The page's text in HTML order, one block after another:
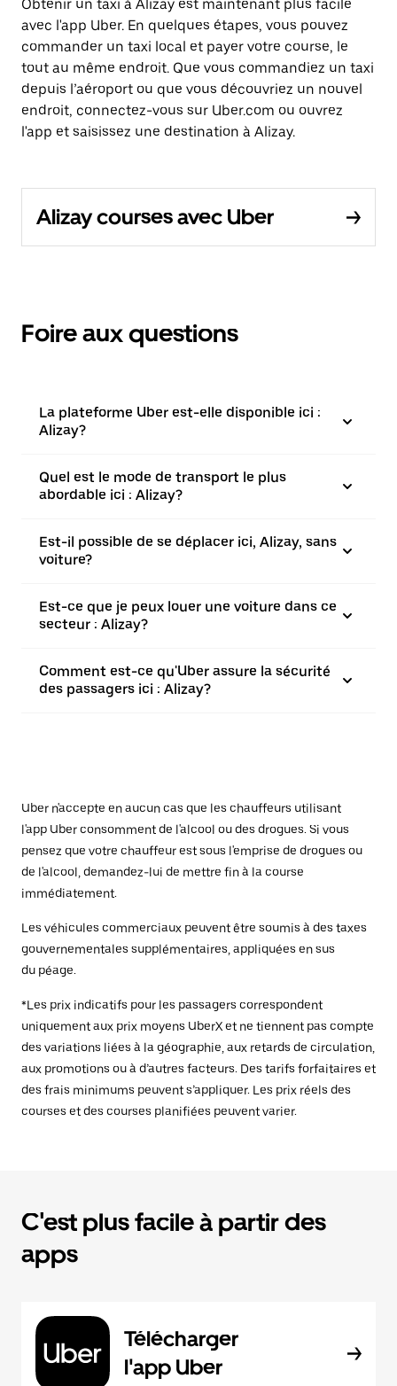
Obtenir un taxi à Alizay est maintenant plus facile
avec l'app Uber. En quelques étapes, vous pouvez
commander un taxi local et payer votre course, le
tout au même endroit. Que vous commandiez un taxi
depuis l’aéroport ou que vous découvriez un nouvel
endroit, connectez-vous sur Uber.com ou ouvrez
l'app et saisissez une destination à Alizay.
Alizay courses avec Uber
Foire aux questions
La plateforme Uber est-elle disponible ici :
Alizay?
Quel est le mode de transport le plus
abordable ici : Alizay?
Est-il possible de se déplacer ici, Alizay, sans
voiture?
Est-ce que je peux louer une voiture dans ce
secteur : Alizay?
Comment est-ce qu'Uber assure la sécurité
des passagers ici : Alizay?
Uber n'accepte en aucun cas que les chauffeurs utilisant
l'app Uber consomment de l'alcool ou des drogues. Si vous
pensez que votre chauffeur est sous l'emprise de drogues ou
de l'alcool, demandez-lui de mettre fin à la course
immédiatement.
Les véhicules commerciaux peuvent être soumis à des taxes
gouvernementales supplémentaires, appliquées en sus
du péage.
*Les prix indicatifs pour les passagers correspondent
uniquement aux prix moyens UberX et ne tiennent pas compte
des variations liées à la géographie, aux retards de circulation,
aux promotions ou à d’autres facteurs. Des tarifs forfaitaires et
des frais minimums peuvent s’appliquer. Les prix réels des
courses et des courses planifiées peuvent varier.
C'est plus facile à partir des
apps
Télécharger
l'app Uber